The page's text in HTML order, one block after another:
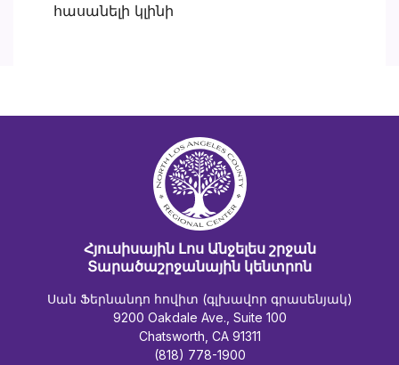
հասանելի կլինի
Հյուսիսային Լոս Անջելես շրջան
Տարածաշրջանային կենտրոն
Սան Ֆերնանդո հովիտ (գլխավոր գրասենյակ)
9200 Oakdale Ave., Suite 100
Chatsworth, CA 91311
(818) 778-1900